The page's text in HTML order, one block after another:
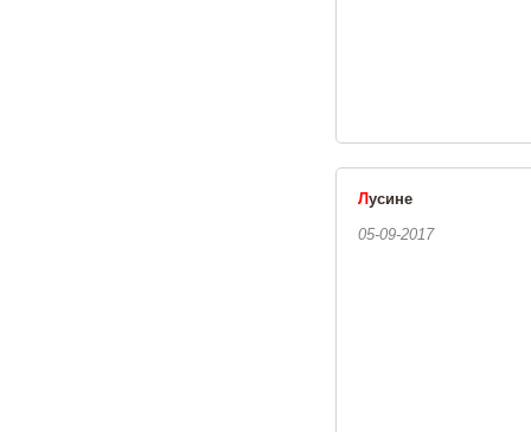
Лусине
05-09-2017